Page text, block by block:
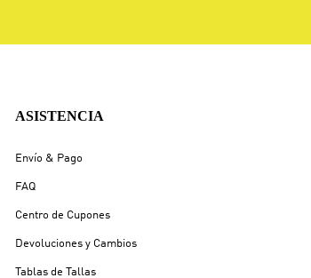
ASISTENCIA
Envío & Pago
FAQ
Centro de Cupones
Devoluciones y Cambios
Tablas de Tallas